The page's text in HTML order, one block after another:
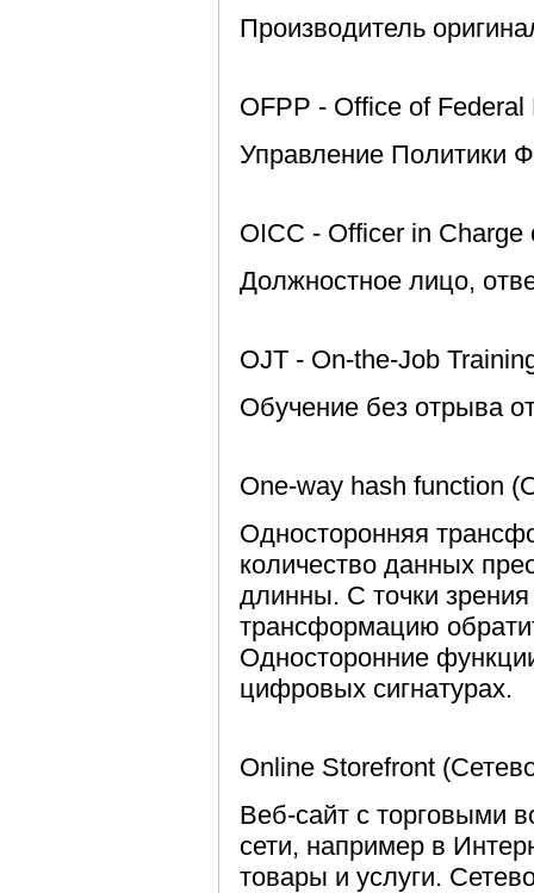
Производитель
OFPP - Office of
Управление Политики
OICC - Officer in Charge
Должностное лицо,
OJT - On-the-Job
Обучение без отрыва
One-way hash function
Односторонняя
количество данных
длинны. С точки
трансформацию
Односторонние
цифровых сигнатурах.
Online Storefront
Веб-сайт с торговыми
сети, например в
товары и услуги.